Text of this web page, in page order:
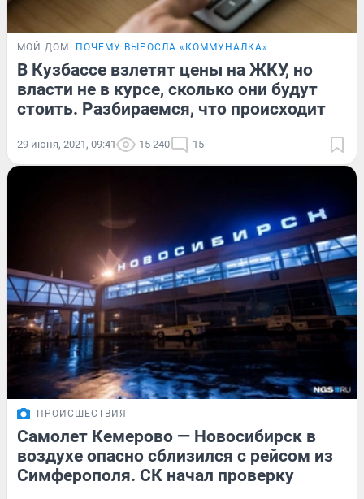
МОЙ ДОМ ПОЧЕМУ ВЫРОСЛА «КОММУНАЛКА»
В Кузбассе взлетят цены на ЖКУ, но
власти не в курсе, сколько они будут
стоить. Разбираемся, что происходит
29 июня, 2021, 09:41 15 240 15
ПРОИСШЕСТВИЯ
Самолет Кемерово — Новосибирск в
воздухе опасно сблизился с рейсом из
Симферополя. СК начал проверку